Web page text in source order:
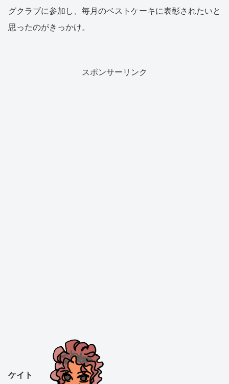
グクラブに参加し、毎月のベストケーキに表彰されたいと
思ったのがきっかけ。
スポンサーリンク
ケイト